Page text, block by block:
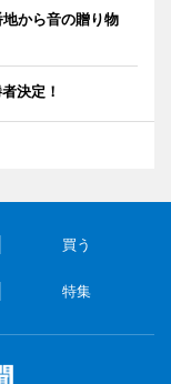
地から音の贈り物
決定！
買う
特集